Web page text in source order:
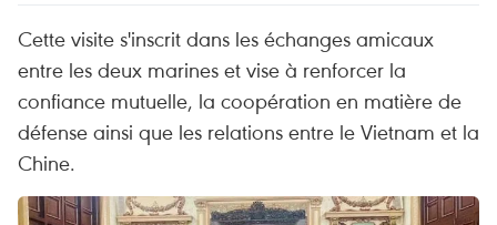
Cette visite s'inscrit dans les échanges amicaux
entre les deux marines et vise à renforcer la
confiance mutuelle, la coopération en matière de
défense ainsi que les relations entre le Vietnam et la
Chine.